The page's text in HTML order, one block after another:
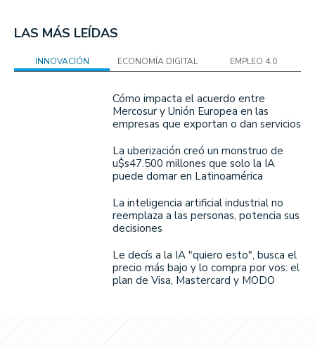
LAS MÁS LEÍDAS
INNOVACIÓN ECONOMÍA DIGITAL EMPLEO 4.0
Cómo impacta el acuerdo entre
Mercosur y Unión Europea en las
empresas que exportan o dan servicios
La uberización creó un monstruo de
u$s47.500 millones que solo la IA
puede domar en Latinoamérica
La inteligencia artificial industrial no
reemplaza a las personas, potencia sus
decisiones
Le decís a la IA "quiero esto", busca el
precio más bajo y lo compra por vos: el
plan de Visa, Mastercard y MODO